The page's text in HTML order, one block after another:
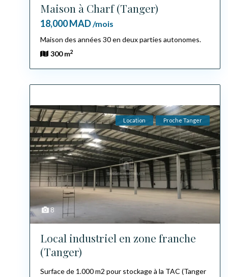
Maison à Charf (Tanger)
18,000 MAD/mois
Maison des années 30 en deux parties autonomes.
300 m2
8
Location Proche Tanger
Local industriel en zone franche
(Tanger)
Surface de 1.000 m2 pour stockage à la TAC (Tanger